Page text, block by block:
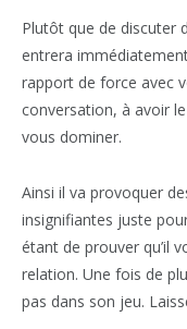
Plutôt que de discuter
entrera
rapport de force avec
conversation, à avoir
vous dominer.
Ainsi il va provoquer
insignifiantes juste
étant de prouver qu’il
relation. Une fois de
pas dans son jeu.